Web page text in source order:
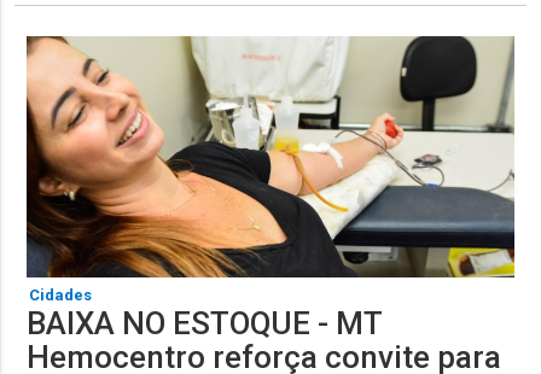
Cidades
BAIXA NO ESTOQUE - MT
Hemocentro reforça convite para